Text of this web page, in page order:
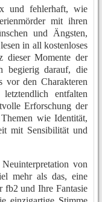
und fehlerhaft, wie
mit ihren
und Ängsten,
in all kostenloses
dieser Momente der
begierig darauf, die
vor den Charakteren
entfalten
Erforschung der
wie Identität,
mit Sensibilität und
von
mehr als das, eine
fb2 und Ihre Fantasie